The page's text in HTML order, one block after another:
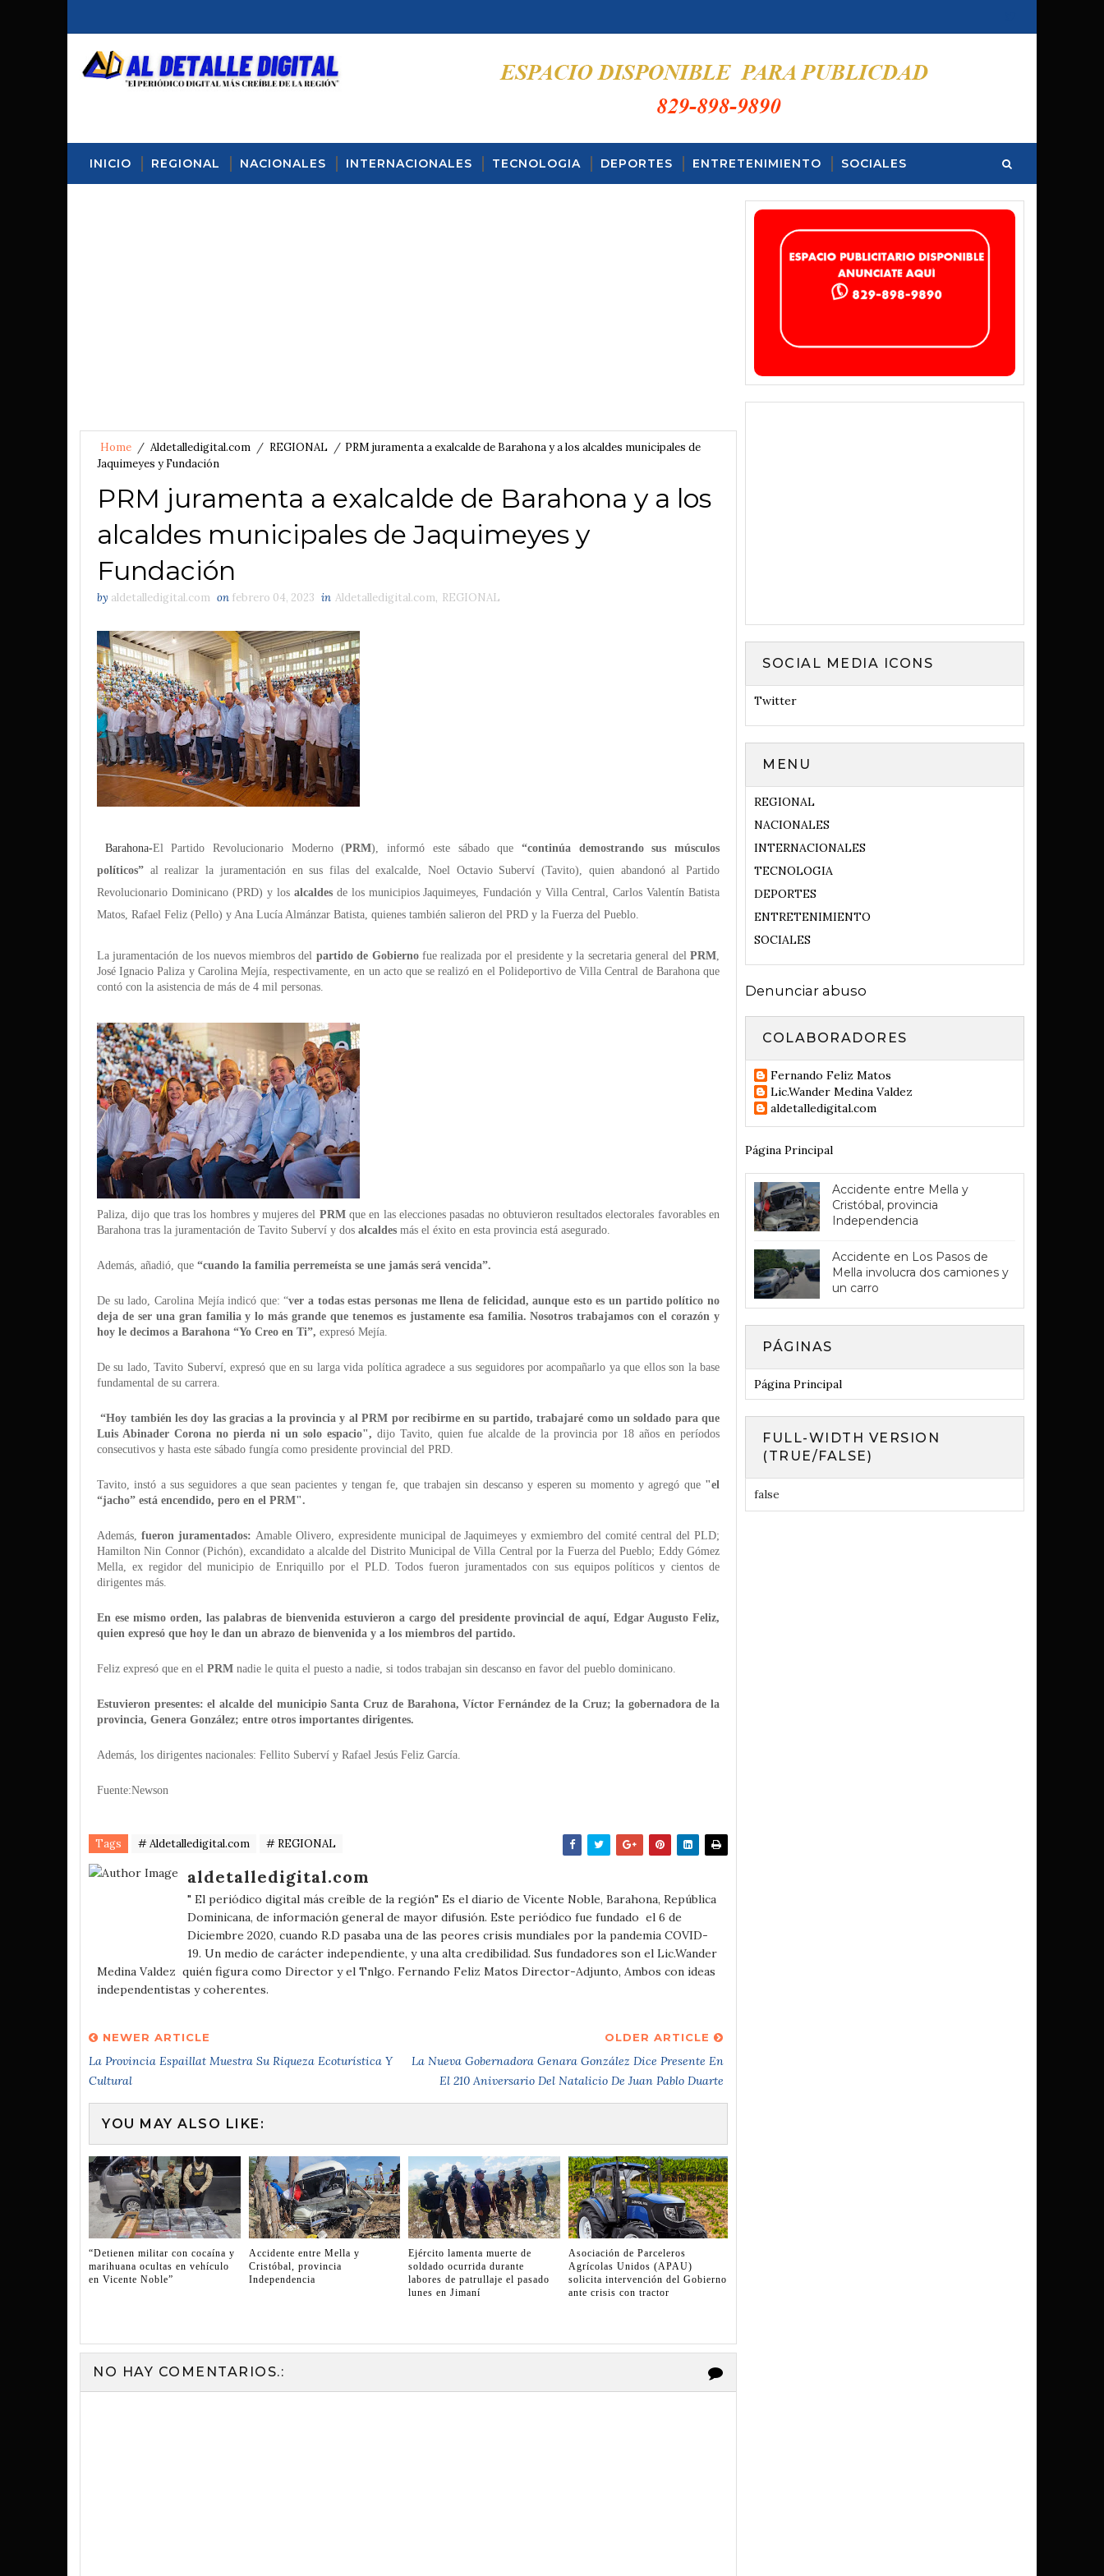
INICIO REGIONAL NACIONALES INTERNACIONALES TECNOLOGIA DEPORTES ENTRETENIMIENTO SOCIALES
Home / Aldetalledigital.com / REGIONAL / PRM juramenta a exalcalde de Barahona y a los alcaldes municipales de
Jaquimeyes y Fundación
PRM juramenta a exalcalde de Barahona y a los
alcaldes municipales de Jaquimeyes y
Fundación
by aldetalledigital.com on febrero 04, 2023 in Aldetalledigital.com, REGIONAL
Barahona-El Partido Revolucionario Moderno (PRM), informó este sábado que
“continúa demostrando sus músculos
políticos” al realizar la juramentación en sus filas del exalcalde, Noel Octavio Suberví (Tavito), quien abandonó al Partido
Revolucionario Dominicano (PRD) y los alcaldes de los municipios Jaquimeyes, Fundación y Villa Central, Carlos Valentín Batista
Matos, Rafael Feliz (Pello) y Ana Lucía Almánzar Batista, quienes también salieron del PRD y la Fuerza del Pueblo.
La juramentación de los nuevos miembros del partido de Gobiernofue realizada por el presidente y la secretaria general delPRM,
José Ignacio Paliza y Carolina Mejía, respectivamente, en un acto que se realizó en el Polideportivo de Villa Central de Barahona que
contó con la asistencia de más de 4 mil personas.
Paliza, dijo que tras los hombres y mujeres del PRMque en las elecciones pasadas no obtuvieron resultados electorales favorables en
Barahona tras la juramentación de Tavito Suberví y dos alcaldes más el éxito en esta provincia está asegurado.
Además, añadió, que “cuando la familia perremeísta se une jamás será vencida”.
De su lado, Carolina Mejía indicó que: “ver a todas estas personas me llena de felicidad, aunque esto es un partido político no
deja de ser una gran familia y lo más grande que tenemos es justamente esa familia. Nosotros trabajamos con el corazón y
hoy le decimos a Barahona “Yo Creo en Ti”, expresó Mejía.
De su lado, Tavito Suberví, expresó que en su larga vida política agradece a sus seguidores por acompañarlo ya que ellos son la base
fundamental de su carrera.
“Hoy también les doy las gracias a la provincia y al PRM por recibirme en su partido, trabajaré como un soldado para que
Luis Abinader Corona no pierda ni un solo espacio", dijo Tavito, quien fue alcalde de la provincia por 18 años en períodos
consecutivos y hasta este sábado fungía como presidente provincial del PRD.
Tavito, instó a sus seguidores a que sean pacientes y tengan fe, que trabajen sin descanso y esperen su momento y agregó que"el
“jacho” está encendido, pero en el PRM".
Además, fueron juramentados: Amable Olivero, expresidente municipal de Jaquimeyes y exmiembro del comité central del PLD;
Hamilton Nin Connor (Pichón), excandidato a alcalde del Distrito Municipal de Villa Central por la Fuerza del Pueblo; Eddy Gómez
Mella, ex regidor del municipio de Enriquillo por el PLD. Todos fueron juramentados con sus equipos políticos y cientos de
dirigentes más.
En ese mismo orden, las palabras de bienvenida estuvieron a cargo del presidente provincial de aquí, Edgar Augusto Feliz,
quien expresó que hoy le dan un abrazo de bienvenida y a los miembros del partido.
Feliz expresó que en el PRM nadie le quita el puesto a nadie, si todos trabajan sin descanso en favor del pueblo dominicano.
Estuvieron presentes: el alcalde del municipio Santa Cruz de Barahona, Víctor Fernández de la Cruz; la gobernadora de la
provincia, Genera González; entre otros importantes dirigentes.
Además, los dirigentes nacionales: Fellito Suberví y Rafael Jesús Feliz García.
Fuente:Newson
Tags # Aldetalledigital.com # REGIONAL
aldetalledigital.com
" El periódico digital más creíble de la región" Es el diario de Vicente Noble, Barahona, República
Dominicana, de información general de mayor difusión. Este periódico fue fundado el 6 de
Diciembre 2020, cuando R.D pasaba una de las peores crisis mundiales por la pandemia COVID-
19. Un medio de carácter independiente, y una alta credibilidad. Sus fundadores son el Lic.Wander
Medina Valdez quién figura como Director y el Tnlgo. Fernando Feliz Matos Director-Adjunto, Ambos con ideas
independentistas y coherentes.
NEWER ARTICLE
La Provincia Espaillat Muestra Su Riqueza Ecoturística Y
Cultural
OLDER ARTICLE
La Nueva Gobernadora Genara González Dice Presente En
El 210 Aniversario Del Natalicio De Juan Pablo Duarte
YOU MAY ALSO LIKE:
“Detienen militar con cocaína y
marihuana ocultas en vehículo
en Vicente Noble”
Accidente entre Mella y
Cristóbal, provincia
Independencia
Ejército lamenta muerte de
soldado ocurrida durante
labores de patrullaje el pasado
lunes en Jimaní
Asociación de Parceleros
Agrícolas Unidos (APAU)
solicita intervención del Gobierno
ante crisis con tractor
NO HAY COMENTARIOS.:
SOCIAL MEDIA ICONS
Twitter
MENU
REGIONAL
NACIONALES
INTERNACIONALES
TECNOLOGIA
DEPORTES
ENTRETENIMIENTO
SOCIALES
Denunciar abuso
COLABORADORES
Fernando Feliz Matos
Lic.Wander Medina Valdez
aldetalledigital.com
Página Principal
Accidente entre Mella y
Cristóbal, provincia
Independencia
Accidente en Los Pasos de
Mella involucra dos camiones y
un carro
PÁGINAS
Página Principal
FULL-WIDTH VERSION
(TRUE/FALSE)
false